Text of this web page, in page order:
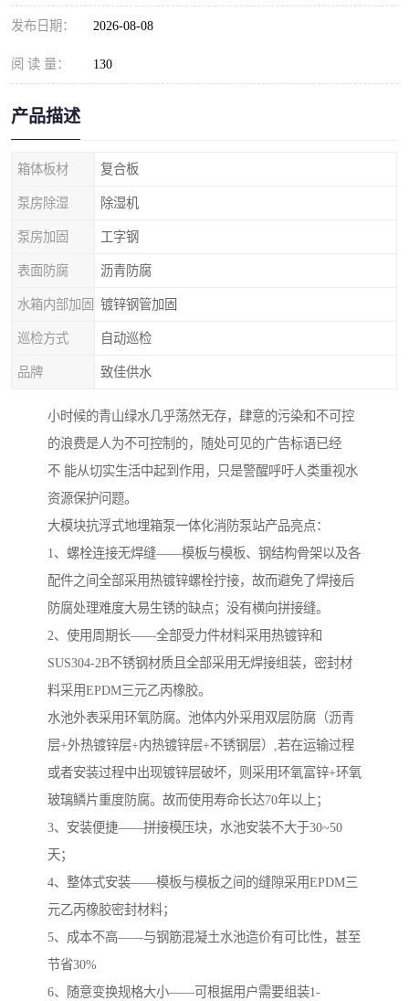
发布日期： 2026-08-08
阅 读 量： 130
产品描述
箱体板材 复合板
泵房除湿 除湿机
泵房加固 工字钢
表面防腐 沥青防腐
水箱内部加固 镀锌钢管加固
巡检方式 自动巡检
品牌 致佳供水
小时候的青山绿水几乎荡然无存，肆意的污染和不可控
的浪费是人为不可控制的，随处可见的广告标语已经
不 能从切实生活中起到作用，只是警醒呼吁人类重视水
资源保护问题。
大模块抗浮式地埋箱泵一体化消防泵站产品亮点：
1、螺栓连接无焊缝——模板与模板、钢结构骨架以及各
配件之间全部采用热镀锌螺栓拧接，故而避免了焊接后
防腐处理难度大易生锈的缺点；没有横向拼接缝。
​2、使用周期长——全部受力件材料采用热镀锌和
SUS304-2B不锈钢材质且全部采用无焊接组装，密封材
料采用EPDM三元乙丙橡胶。
水池外表采用环氧防腐。池体内外采用双层防腐（沥青
层+外热镀锌层+内热镀锌层+不锈钢层）,若在运输过程
或者安装过程中出现镀锌层破坏，则采用环氧富锌+环氧
玻璃鳞片重度防腐。故而使用寿命长达70年以上；
3、安装便捷——拼接模压块，水池安装不大于30~50
天；
4、整体式安装——模板与模板之间的缝隙采用EPDM三
元乙丙橡胶密封材料；
5、成本不高——与钢筋混凝土水池造价有可比性，甚至
节省30%
6、随意变换规格大小——可根据用户需要组装1-